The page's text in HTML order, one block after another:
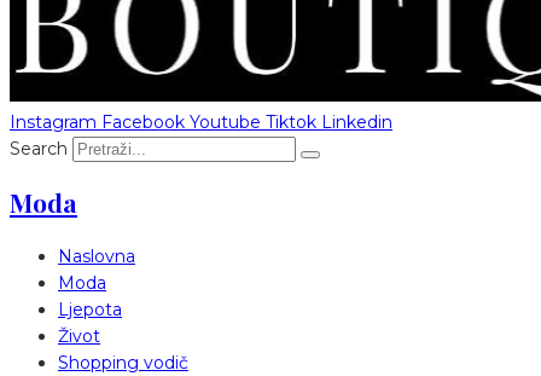
Instagram Facebook Youtube Tiktok Linkedin
Search
Moda
Naslovna
Moda
Ljepota
Život
Shopping vodič